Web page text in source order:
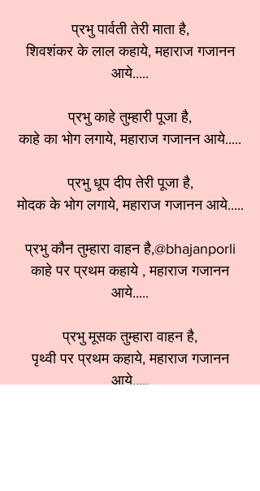
प्रभु पार्वती तेरी माता है,
शिवशंकर के लाल कहाये, महाराज गजानन
आये.....
प्रभु काहे तुम्हारी पूजा है,
काहे का भोग लगाये, महाराज गजानन आये.....
प्रभु धूप दीप तेरी पूजा है,
मोदक के भोग लगाये, महाराज गजानन आये.....
प्रभु कौन तुम्हारा वाहन है,@bhajanporli
काहे पर प्रथम कहाये , महाराज गजानन
आये.....
प्रभु मूसक तुम्हारा वाहन है,
पृथ्वी पर प्रथम कहाये, महाराज गजानन
आये.....